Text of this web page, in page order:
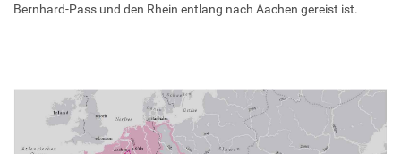
Bernhard-Pass und den Rhein entlang nach Aachen gereist ist.